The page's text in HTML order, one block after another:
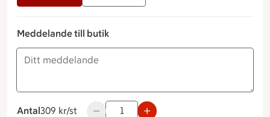
Meddelande till butik
Antal
309 kronor styck
309 kr/st Använd knapparna för att minska eller